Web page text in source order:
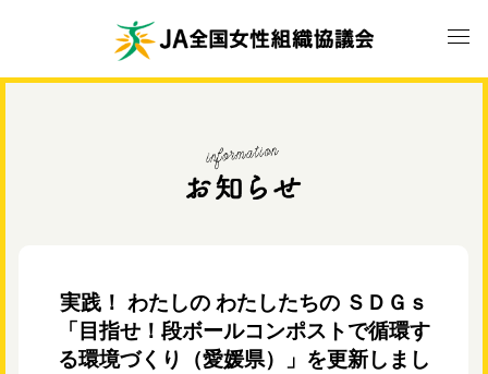
実践！ わたしの わたしたちの ＳＤＧｓ
「目指せ！段ボールコンポストで循環す
る環境づくり（愛媛県）」を更新しまし